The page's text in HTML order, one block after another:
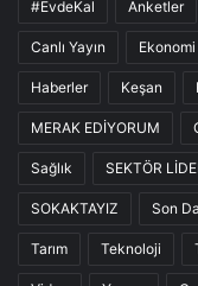
#EvdeKal Anketler
Canlı Yayın Ekonomi
Haberler Keşan
MERAK EDİYORUM
Sağlık SEKTÖR
SOKAKTAYIZ Son
Tarım Teknoloji